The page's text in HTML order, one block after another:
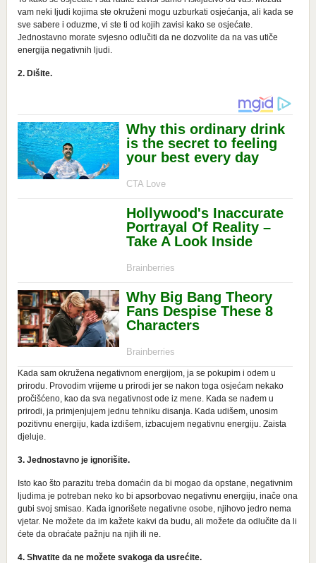
vam neki ljudi kojima ste okruženi mogu uzburkati osjećanja, ali kada se
sve sabere i oduzme, vi ste ti od kojih zavisi kako se osjećate.
Jednostavno morate svjesno odlučiti da ne dozvolite da na vas utiče
energija negativnih ljudi.
2. Dišite.
Kada sam okružena negativnom energijom, ja se pokupim i odem u
prirodu. Provodim vrijeme u prirodi jer se nakon toga osjećam nekako
pročišćeno, kao da sva negativnost ode iz mene. Kada se nađem u
prirodi, ja primjenjujem jednu tehniku disanja. Kada udišem, unosim
pozitivnu energiju, kada izdišem, izbacujem negativnu energiju. Zaista
djeluje.
3. Jednostavno je ignorišite.
Isto kao što parazitu treba domaćin da bi mogao da opstane, negativnim
ljudima je potreban neko ko bi apsorbovao negativnu energiju, inače ona
gubi svoj smisao. Kada ignorišete negativne osobe, njihovo jedro nema
vjetar. Ne možete da im kažete kakvi da budu, ali možete da odlučite da li
ćete da obraćate pažnju na njih ili ne.
4. Shvatite da ne možete svakoga da usrećite.